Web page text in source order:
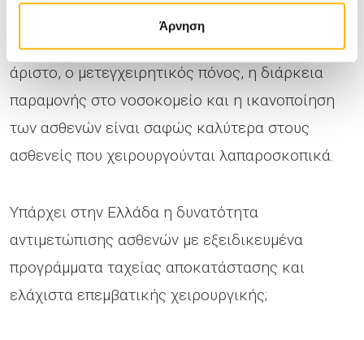
Άρνηση
μεθόδους. Επιπλέον, οι μελέτες αυτές
αποδεικνύουν ότι ενώ το αποτέλεσμα είναι
άριστο, ο μετεγχειρητικός πόνος, η διάρκεια
παραμονής στο νοσοκομείο και η ικανοποίηση
των ασθενών είναι σαφώς καλύτερα στους
ασθενείς που χειρουργούνται λαπαροσκοπικά.
Υπάρχει στην Ελλάδα η δυνατότητα
αντιμετώπισης ασθενών με εξειδικευμένα
προγράμματα ταχείας αποκατάστασης και
ελάχιστα επεμβατικής χειρουργικής;